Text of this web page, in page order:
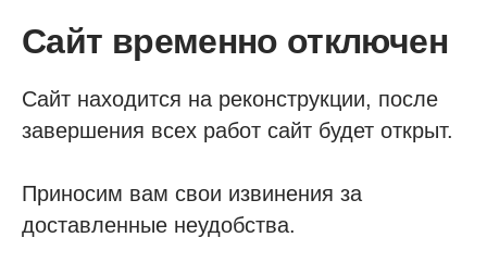
Сайт временно отключен
Сайт находится на реконструкции, после
завершения всех работ сайт будет открыт.
Приносим вам свои извинения за
доставленные неудобства.